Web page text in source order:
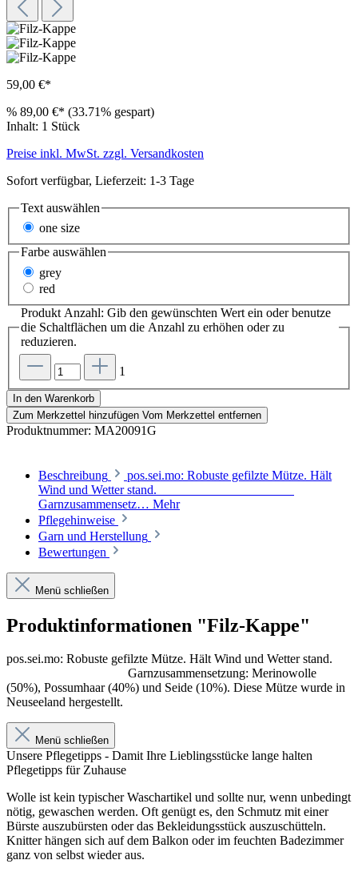
59,00 €*
% 89,00 €* (33.71% gespart)
Inhalt: 1 Stück
Preise inkl. MwSt. zzgl. Versandkosten
Sofort verfügbar, Lieferzeit: 1-3 Tage
Text auswählen
one size
Farbe auswählen
grey
red
Produkt Anzahl: Gib den gewünschten Wert ein oder benutze
die Schaltflächen um die Anzahl zu erhöhen oder zu
reduzieren.
1
In den Warenkorb
Zum Merkzettel hinzufügen Vom Merkzettel entfernen
Produktnummer: MA20091G
Beschreibung
pos.sei.mo: Robuste gefilzte Mütze. Hält
Wind und Wetter stand.
Garnzusammensetz… Mehr
Pflegehinweise
Garn und Herstellung
Bewertungen
Menü schließen
Produktinformationen "Filz-Kappe"
pos.sei.mo: Robuste gefilzte Mütze. Hält Wind und Wetter stand.
Garnzusammensetzung: Merinowolle
(50%), Possumhaar (40%) und Seide (10%). Diese Mütze wurde in
Neuseeland hergestellt.
Menü schließen
Unsere Pflegetipps - Damit Ihre Lieblingsstücke lange halten
Pflegetipps für Zuhause
Wolle ist kein typischer Waschartikel und sollte nur, wenn unbedingt
nötig, gewaschen werden. Oft genügt es, den Schmutz mit einer
Bürste auszubürsten oder das Bekleidungsstück auszuschütteln.
Knitter hängen sich auf dem Balkon oder im feuchten Badezimmer
ganz von selbst wieder aus.